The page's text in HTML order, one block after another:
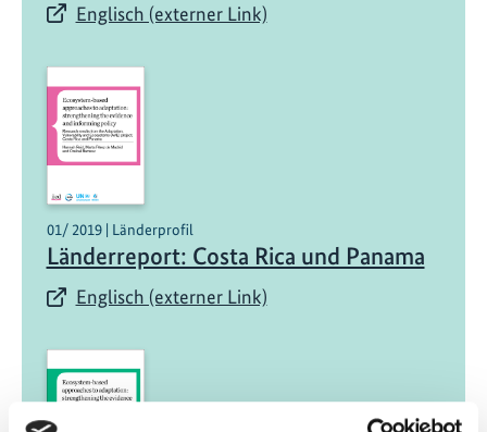
Englisch (externer Link)
01/ 2019 | Länderprofil
Länderreport: Costa Rica und Panama
Englisch (externer Link)